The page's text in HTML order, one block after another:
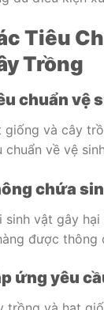
Tiêu
Trồng
chuẩn vệ
giống và cây
chuẩn về vệ
chứa
sinh vật gây
được thông
ứng yêu